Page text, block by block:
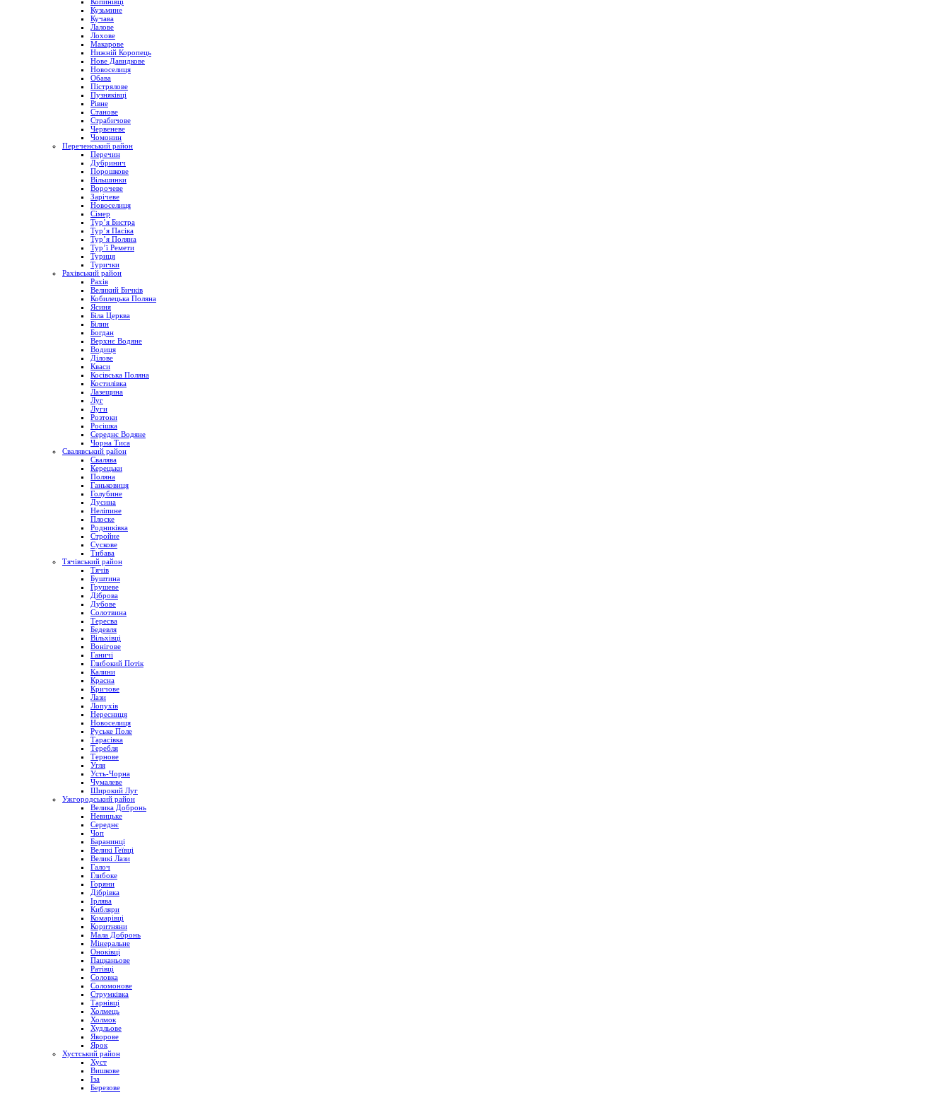
Копинівці
Кузьмине
Кучава
Лалове
Лохове
Макарове
Нижній Коропець
Нове Давидкове
Новоселиця
Обава
Пістрялове
Пузняківці
Рівне
Станове
Страбичове
Червеневе
Чомонин
Переченський район
Перечин
Дубринич
Порошкове
Вільшинки
Ворочеве
Зарічеве
Новоселиця
Сімер
Тур’я Бистра
Тур’я Пасіка
Тур’я Поляна
Тур’ї Ремети
Туриця
Турички
Рахівський район
Рахів
Великий Бичків
Кобилецька Поляна
Ясиня
Біла Церква
Білин
Богдан
Верхнє Водяне
Водиця
Ділове
Кваси
Косівська Поляна
Костилівка
Лазещина
Луг
Луги
Розтоки
Росішка
Середнє Водяне
Чорна Тиса
Свалявський район
Свалява
Керецьки
Поляна
Ганьковиця
Голубине
Дусина
Неліпине
Плоске
Родниківка
Стройне
Сускове
Тибава
Тячівський район
Тячів
Буштина
Грушеве
Діброва
Дубове
Солотвина
Тересва
Бедевля
Вільхівці
Вонігове
Ганичі
Глибокий Потік
Калини
Красна
Кричове
Лази
Лопухів
Нересниця
Новоселиця
Руське Поле
Тарасівка
Теребля
Тернове
Угля
Усть-Чорна
Чумалеве
Широкий Луг
Ужгородський район
Велика Добронь
Невицьке
Середнє
Чоп
Баранинці
Великі Геївці
Великі Лази
Галоч
Глибоке
Горяни
Дібрівка
Ірлява
Кибляри
Комарівці
Коритняни
Мала Добронь
Мінеральне
Оноківці
Пацканьове
Ратівці
Соловка
Соломонове
Струмківка
Тарнівці
Холмець
Холмок
Худльове
Яворове
Ярок
Хустський район
Хуст
Вишкове
Іза
Березове